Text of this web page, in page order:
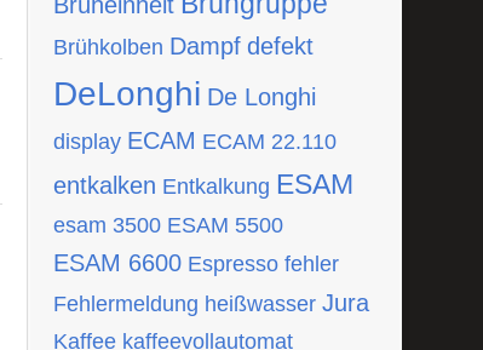
Brühkolben Dampf defekt
DeLonghi De Longhi
display ECAM ECAM 22.110
entkalken Entkalkung ESAM
esam 3500 ESAM 5500
ESAM 6600 Espresso fehler
Fehlermeldung heißwasser Jura
Kaffee kaffeevollautomat